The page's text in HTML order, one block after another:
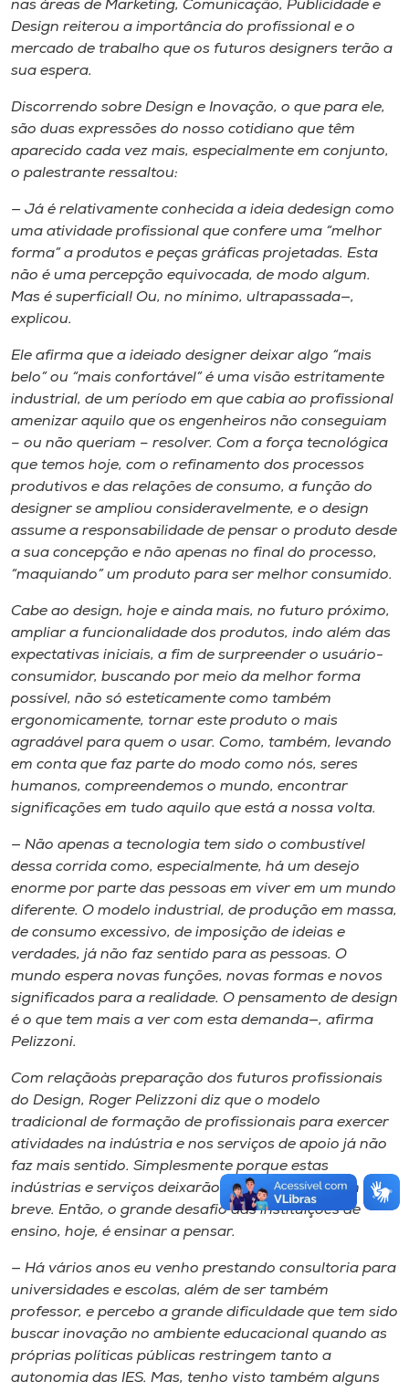
A+
A-
nas áreas de Marketing, Comunicação, Publicidade e
Design reiterou a importância do profissional e o
mercado de ​t​rabalho​ que os futuros designers terão a
sua espera​.
​Discorrendo sobre Design e Inovação, o que para ele,
são duas expressões do nosso cotidiano que têm
aparecido cada vez mais, especialmente em conjunto​,
o palestrante ressaltou:
— Já é relativamente conhecida a ideia de​design ​como
uma atividade profissional que confere uma “melhor
forma” a produtos e peças gráficas projetadas. Esta
não é uma percepção equivocada, de modo algum.
Mas é superficial! Ou, no mínimo, ultrapassada—,
explicou.
Ele afirma que a ideia​do​ designer deixar algo “mais
belo” ou “mais confortável” é uma visão estritamente
industrial, de um período em que cabia ao ​profissional
amenizar aquilo que os engenheiros não conseguiam
– ou não queriam – resolver. Com a força tecnológica
que temos hoje, com o refinamento dos processos
produtivos e das relações de consumo, a função do
designer se ampliou consideravelmente, e o ​d​esign
assume a responsabilidade de pensar o produto desde
a sua concepção e não apenas no final do processo,
“maquiando” um produto para ser melhor consumido.
Cabe ao ​d​esign, hoje e ainda mais​,​ no futuro próximo,
ampliar a funcionalidade dos produtos, indo além das
expectativas iniciais, a fim de surpreender o usuário-
consumidor, buscando por meio da melhor forma
possível, não só esteticamente como também
ergonomicamente, tornar este produto o mais
agradável para quem o usar. Como, também, levando
em conta que faz parte do modo como nós, seres
humanos, compreendemos o mundo, encontrar
significações em tudo aquilo que está a nossa volta.
— Não apenas a tecnologia tem sido o combustível
dessa corrida como, especialmente, há um desejo
enorme por parte das pessoas em viver em um mundo
diferente. O modelo industrial, de produção em massa,
de consumo excessivo, de imposição de ideias e
verdades, já não faz sentido para as pessoas. O
mundo espera novas funções, novas formas e novos
significados para a realidade. O pensamento de design
é o que tem mais a ver com esta demanda—, afirma
Pelizzoni.
Com relação​à​s preparação dos futuros profissionais
do Design, Roger Pelizzoni diz que o modelo
tradicional de formação de profissionais para exercer
atividades na indústria e nos serviços de apoio já não
faz mais sentido. Simplesmente porque estas
indústrias e serviços deixarão de existir, muito em
breve. Então, o grande desafio das instituições de
ensino, hoje, é ensinar a pensar.
— Há vários anos eu venho prestando consultoria para
universidades e escolas, além de ser também
professor, e percebo a grande dificuldade que tem sido
buscar inovação no ambiente educacional quando as
próprias políticas públicas restringem tanto a
autonomia das IES. Mas, tenho visto também alguns